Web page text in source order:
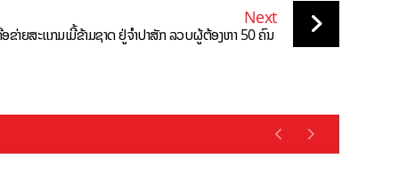
Next
ອຂ່າຍສະແກມເມີ້ຂ້າມຊາດ ຢູ່ຈຳປາສັກ ລວບຜູ້ຕ້ອງຫາ 50 ຄົນ